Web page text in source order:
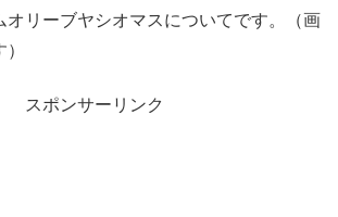
オリーブヤシオマスについてです。（画
スポンサーリンク